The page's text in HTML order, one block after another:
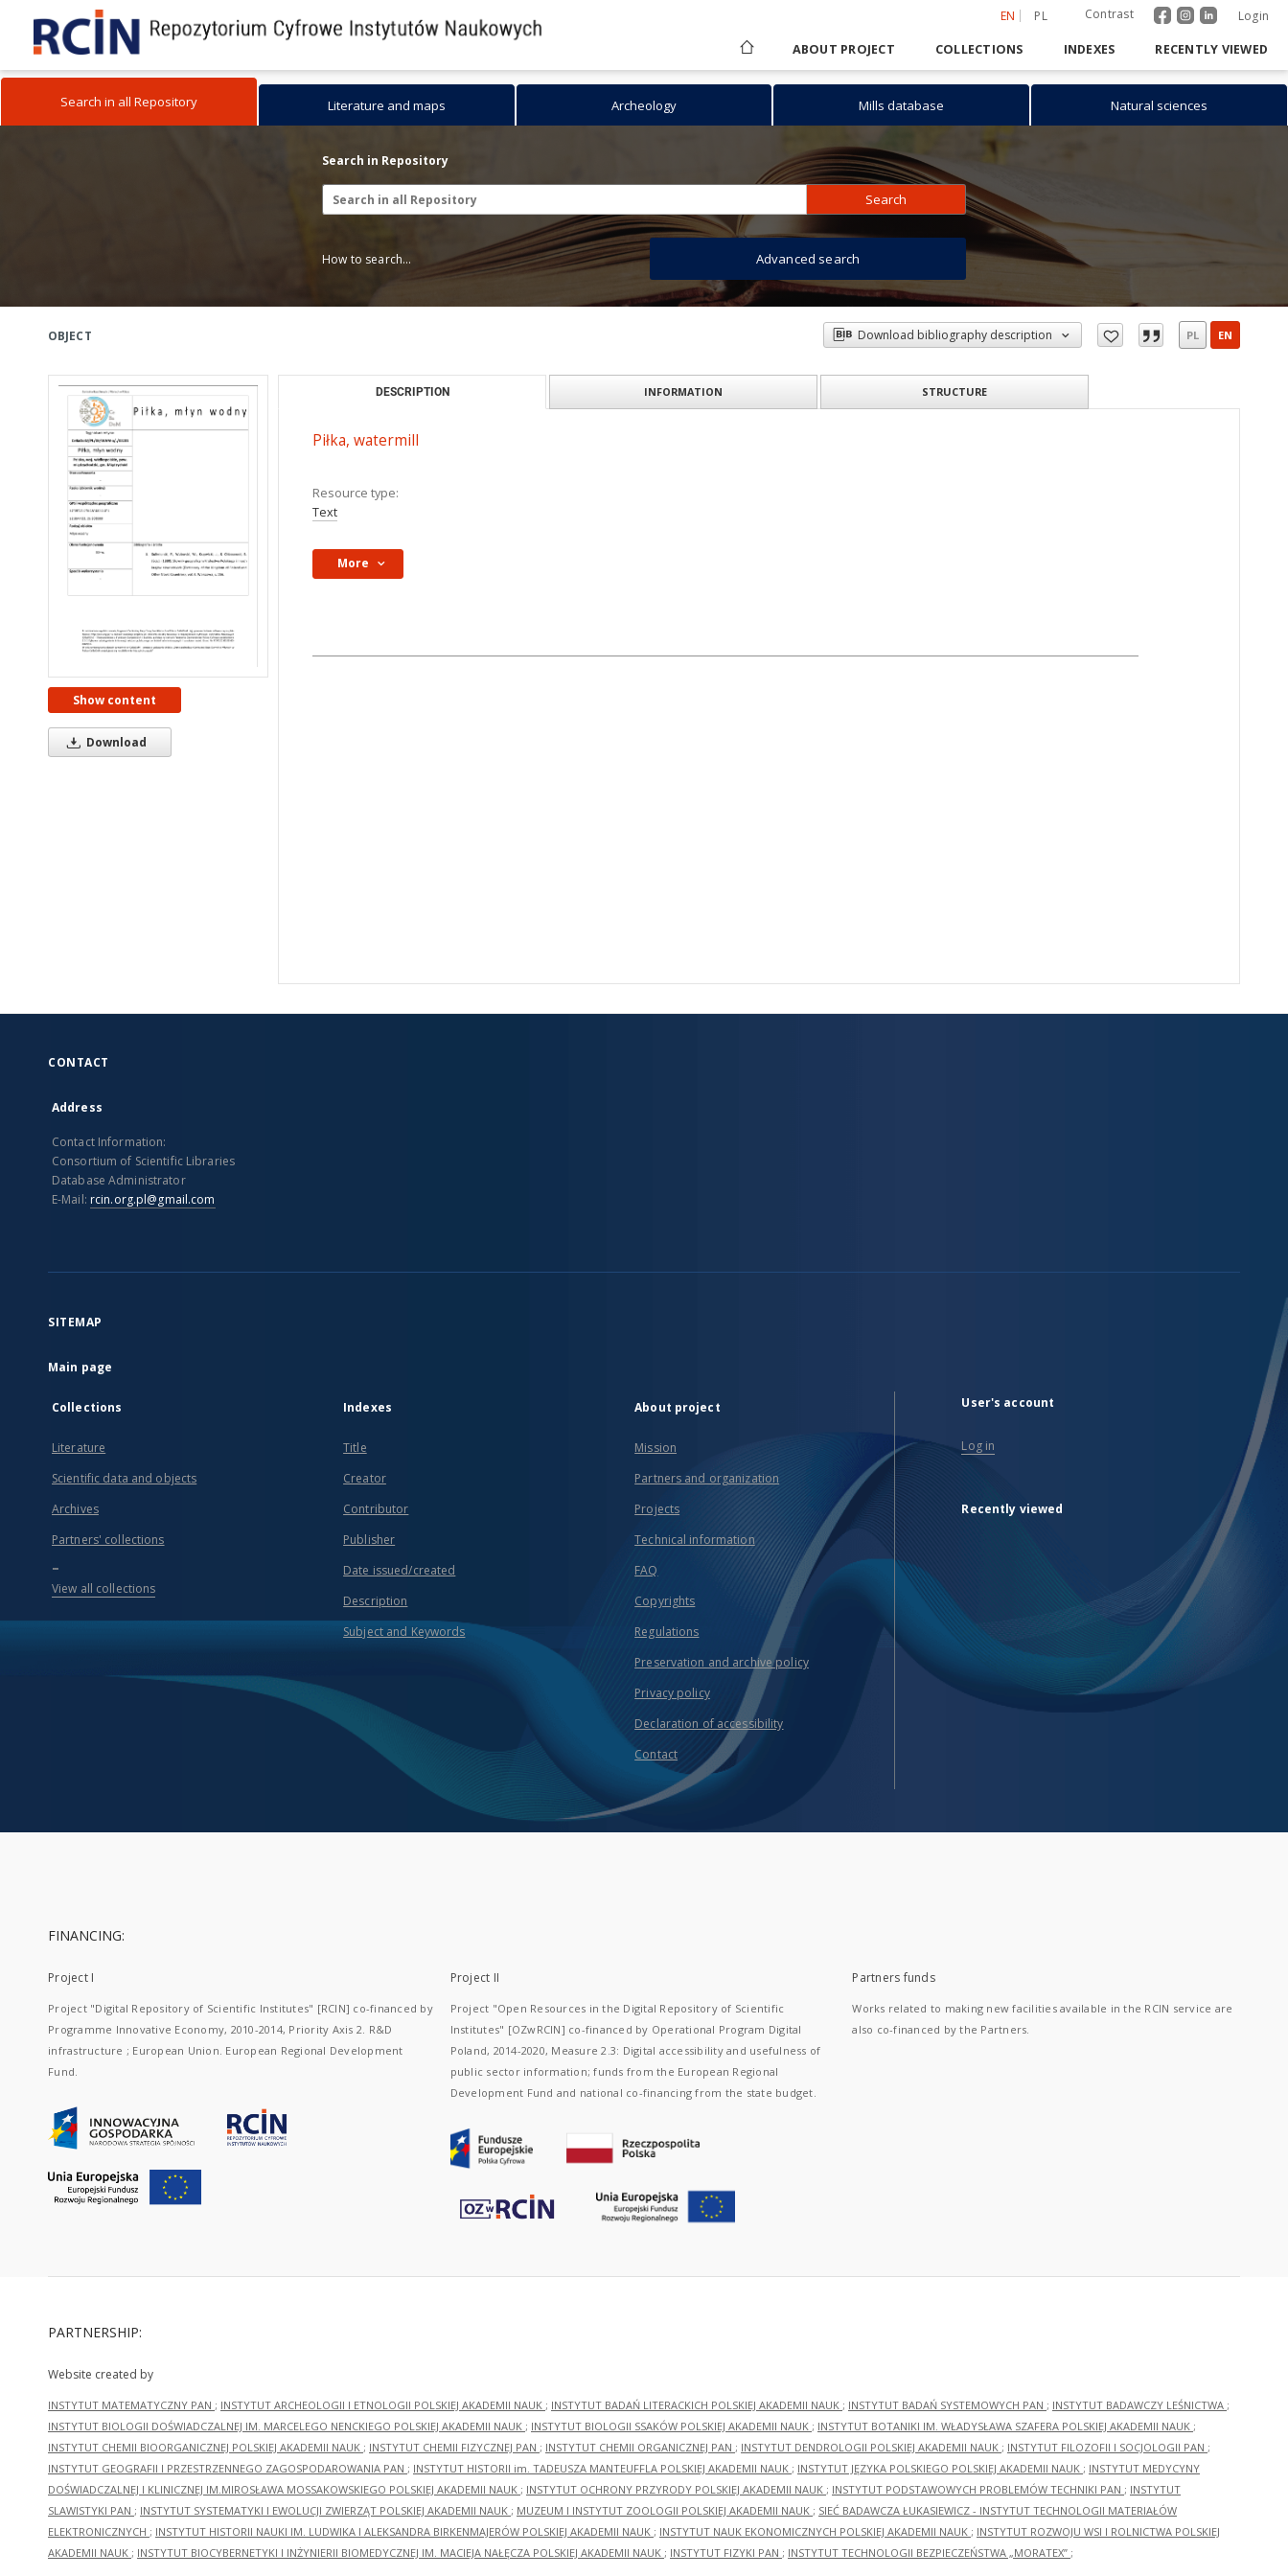
EN PL Contrast Login
ABOUT PROJECT COLLECTIONS INDEXES RECENTLY VIEWED
Search in all Repository Literature and maps Archeology Mills database Natural sciences
Search in Repository
Search
How to search... Advanced search
OBJECT Download bibliography description PL EN
Show content
Download
DESCRIPTION INFORMATION STRUCTURE
Piłka, watermill
Resource type:
Text
More
CONTACT
Address
Contact Information:
Consortium of Scientific Libraries
Database Administrator
E-Mail: rcin.org.pl@gmail.com
SITEMAP
Main page
Collections
Literature
Scientific data and objects
Archives
Partners' collections
...
View all collections
Indexes
Title
Creator
Contributor
Publisher
Date issued/created
Description
Subject and Keywords
About project
Mission
Partners and organization
Projects
Technical information
FAQ
Copyrights
Regulations
Preservation and archive policy
Privacy policy
Declaration of accessibility
Contact
User's account
Log in
Recently viewed
FINANCING:
Project I
Project "Digital Repository of Scientific Institutes" [RCIN] co-financed by
Programme Innovative Economy, 2010-2014, Priority Axis 2. R&D
infrastructure ; European Union. European Regional Development
Fund.
Project II
Project "Open Resources in the Digital Repository of Scientific
Institutes" [OZwRCIN] co-financed by Operational Program Digital
Poland, 2014-2020, Measure 2.3: Digital accessibility and usefulness of
public sector information; funds from the European Regional
Development Fund and national co-financing from the state budget.
Partners funds
Works related to making new facilities available in the RCIN service are
also co-financed by the Partners.
PARTNERSHIP:
Website created by
INSTYTUT MATEMATYCZNY PAN ; INSTYTUT ARCHEOLOGII I ETNOLOGII POLSKIEJ AKADEMII NAUK ; INSTYTUT BADAŃ LITERACKICH POLSKIEJ AKADEMII NAUK ; INSTYTUT BADAŃ SYSTEMOWYCH PAN ; INSTYTUT BADAWCZY LEŚNICTWA ;
INSTYTUT BIOLOGII DOŚWIADCZALNEJ IM. MARCELEGO NENCKIEGO POLSKIEJ AKADEMII NAUK ; INSTYTUT BIOLOGII SSAKÓW POLSKIEJ AKADEMII NAUK ; INSTYTUT BOTANIKI IM. WŁADYSŁAWA SZAFERA POLSKIEJ AKADEMII NAUK ;
INSTYTUT CHEMII BIOORGANICZNEJ POLSKIEJ AKADEMII NAUK ; INSTYTUT CHEMII FIZYCZNEJ PAN ; INSTYTUT CHEMII ORGANICZNEJ PAN ; INSTYTUT DENDROLOGII POLSKIEJ AKADEMII NAUK ; INSTYTUT FILOZOFII I SOCJOLOGII PAN ;
INSTYTUT GEOGRAFII I PRZESTRZENNEGO ZAGOSPODAROWANIA PAN ; INSTYTUT HISTORII im. TADEUSZA MANTEUFFLA POLSKIEJ AKADEMII NAUK ; INSTYTUT JĘZYKA POLSKIEGO POLSKIEJ AKADEMII NAUK ; INSTYTUT MEDYCYNY
DOŚWIADCZALNEJ I KLINICZNEJ IM.MIROSŁAWA MOSSAKOWSKIEGO POLSKIEJ AKADEMII NAUK ; INSTYTUT OCHRONY PRZYRODY POLSKIEJ AKADEMII NAUK ; INSTYTUT PODSTAWOWYCH PROBLEMÓW TECHNIKI PAN ; INSTYTUT
SLAWISTYKI PAN ; INSTYTUT SYSTEMATYKI I EWOLUCJI ZWIERZĄT POLSKIEJ AKADEMII NAUK ; MUZEUM I INSTYTUT ZOOLOGII POLSKIEJ AKADEMII NAUK ; SIEĆ BADAWCZA ŁUKASIEWICZ - INSTYTUT TECHNOLOGII MATERIAŁÓW
ELEKTRONICZNYCH ; INSTYTUT HISTORII NAUKI IM. LUDWIKA I ALEKSANDRA BIRKENMAJERÓW POLSKIEJ AKADEMII NAUK ; INSTYTUT NAUK EKONOMICZNYCH POLSKIEJ AKADEMII NAUK ; INSTYTUT ROZWOJU WSI I ROLNICTWA POLSKIEJ
AKADEMII NAUK ; INSTYTUT BIOCYBERNETYKI I INŻYNIERII BIOMEDYCZNEJ IM. MACIEJA NAŁĘCZA POLSKIEJ AKADEMII NAUK ; INSTYTUT FIZYKI PAN ; INSTYTUT TECHNOLOGII BEZPIECZEŃSTWA „MORATEX” ;